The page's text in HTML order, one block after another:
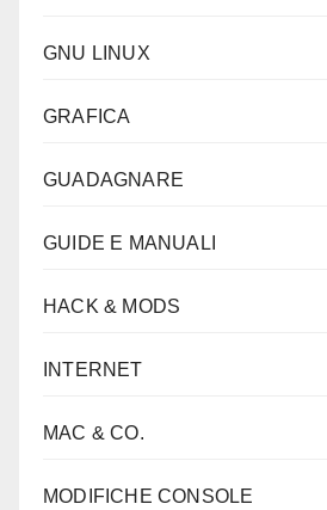
GNU LINUX
GRAFICA
GUADAGNARE
GUIDE E MANUALI
HACK & MODS
INTERNET
MAC & CO.
MODIFICHE CONSOLE